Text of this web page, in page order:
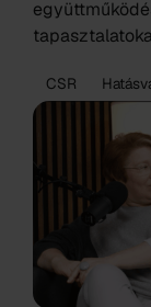
CSR